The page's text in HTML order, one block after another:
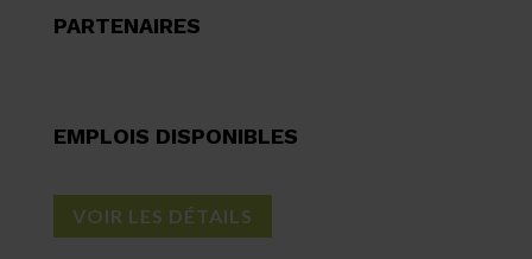
PARTENAIRES
EMPLOIS DISPONIBLES
VOIR LES DÉTAILS